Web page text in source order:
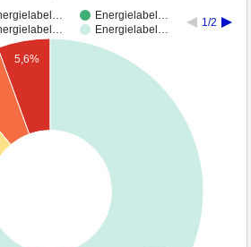
Energielabel…
Energielabel…
1/2
5,6%